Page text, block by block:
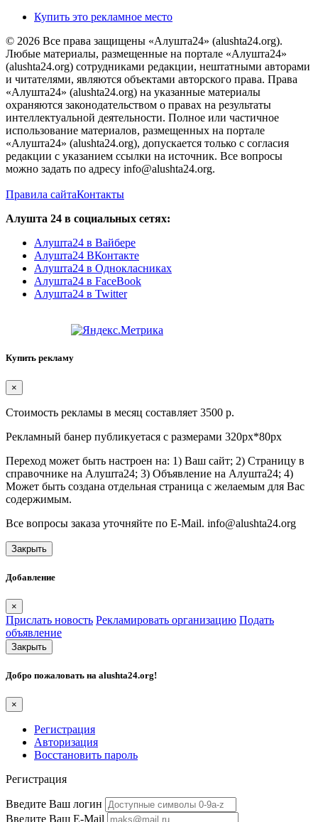
Купить это рекламное место
© 2026 Все права защищены «Алушта24» (alushta24.org).
Любые материалы, размещенные на портале «Алушта24»
(alushta24.org) сотрудниками редакции, нештатными авторами
и читателями, являются объектами авторского права. Права
«Алушта24» (alushta24.org) на указанные материалы
охраняются законодательством о правах на результаты
интеллектуальной деятельности. Полное или частичное
использование материалов, размещенных на портале
«Алушта24» (alushta24.org), допускается только с согласия
редакции с указанием ссылки на источник. Все вопросы
можно задать по адресу info@alushta24.org.
Правила сайтаКонтакты
Алушта 24 в социальных сетях:
Алушта24 в Вайбере
Алушта24 ВКонтакте
Алушта24 в Однокласниках
Алушта24 в FaceBook
Алушта24 в Twitter
Купить рекламу
×
Стоимость рекламы в месяц составляет 3500 р.
Рекламный банер публикуетася с размерами 320px*80px
Переход может быть настроен на: 1) Ваш сайт; 2) Страницу в
справочнике на Алушта24; 3) Объявление на Алушта24; 4)
Может быть создана отдельная страница с желаемым для Вас
содержимым.
Все вопросы заказа уточняйте по E-Mail. info@alushta24.org
Закрыть
Добавление
×
Прислать новость Рекламировать организацию Подать
объявление
Закрыть
Добро пожаловать на alushta24.org!
×
Регистрация
Авторизация
Восстановить пароль
Регистрация
Введите Ваш логин
Введите Ваш E-Mail